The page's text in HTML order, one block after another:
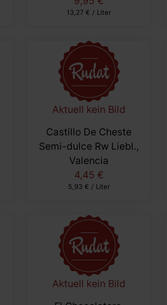
13,27 € / Liter
Aktuell kein Bild
Castillo De Cheste
Semi-dulce Rw Liebl.,
Valencia
4,45 €
5,93 € / Liter
Aktuell kein Bild